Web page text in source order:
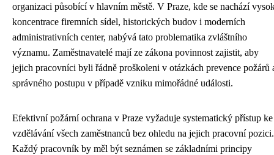
organizaci působící v hlavním městě. V Praze, kde se nachází
koncentrace firemních sídel, historických budov i moderních
administrativních center, nabývá tato problematika zvláštního
významu. Zaměstnavatelé mají ze zákona povinnost zajistit, aby
jejich pracovníci byli řádně proškoleni v otázkách prevence požárů
správného postupu v případě vzniku mimořádné události.
Efektivní požární ochrana v Praze vyžaduje systematický přístup ke
vzdělávání všech zaměstnanců bez ohledu na jejich pracovní pozici.
Každý pracovník by měl být seznámen se základními principy